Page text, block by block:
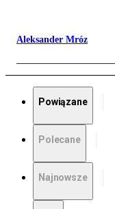
Aleksander Mróz
Powiązane
Polecane
Najnowsze